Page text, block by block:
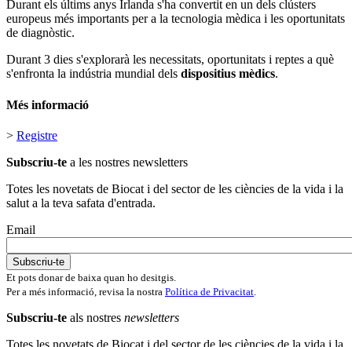
Durant els últims anys Irlanda s'ha convertit en un dels clústers
europeus més importants per a la tecnologia mèdica i les oportunitats
de diagnòstic.
Durant 3 dies s'explorarà les necessitats, oportunitats i reptes a què
s'enfronta la indústria mundial dels dispositius mèdics.
Més informació
> Registre
Subscriu-te a les nostres newsletters
Totes les novetats de Biocat i del sector de les ciències de la vida i la
salut a la teva safata d'entrada.
Email
Et pots donar de baixa quan ho desitgis.
Per a més informació, revisa la nostra Política de Privacitat
Subscriu-te als nostres newsletters
Totes les novetats de Biocat i del sector de les ciències de la vida i la